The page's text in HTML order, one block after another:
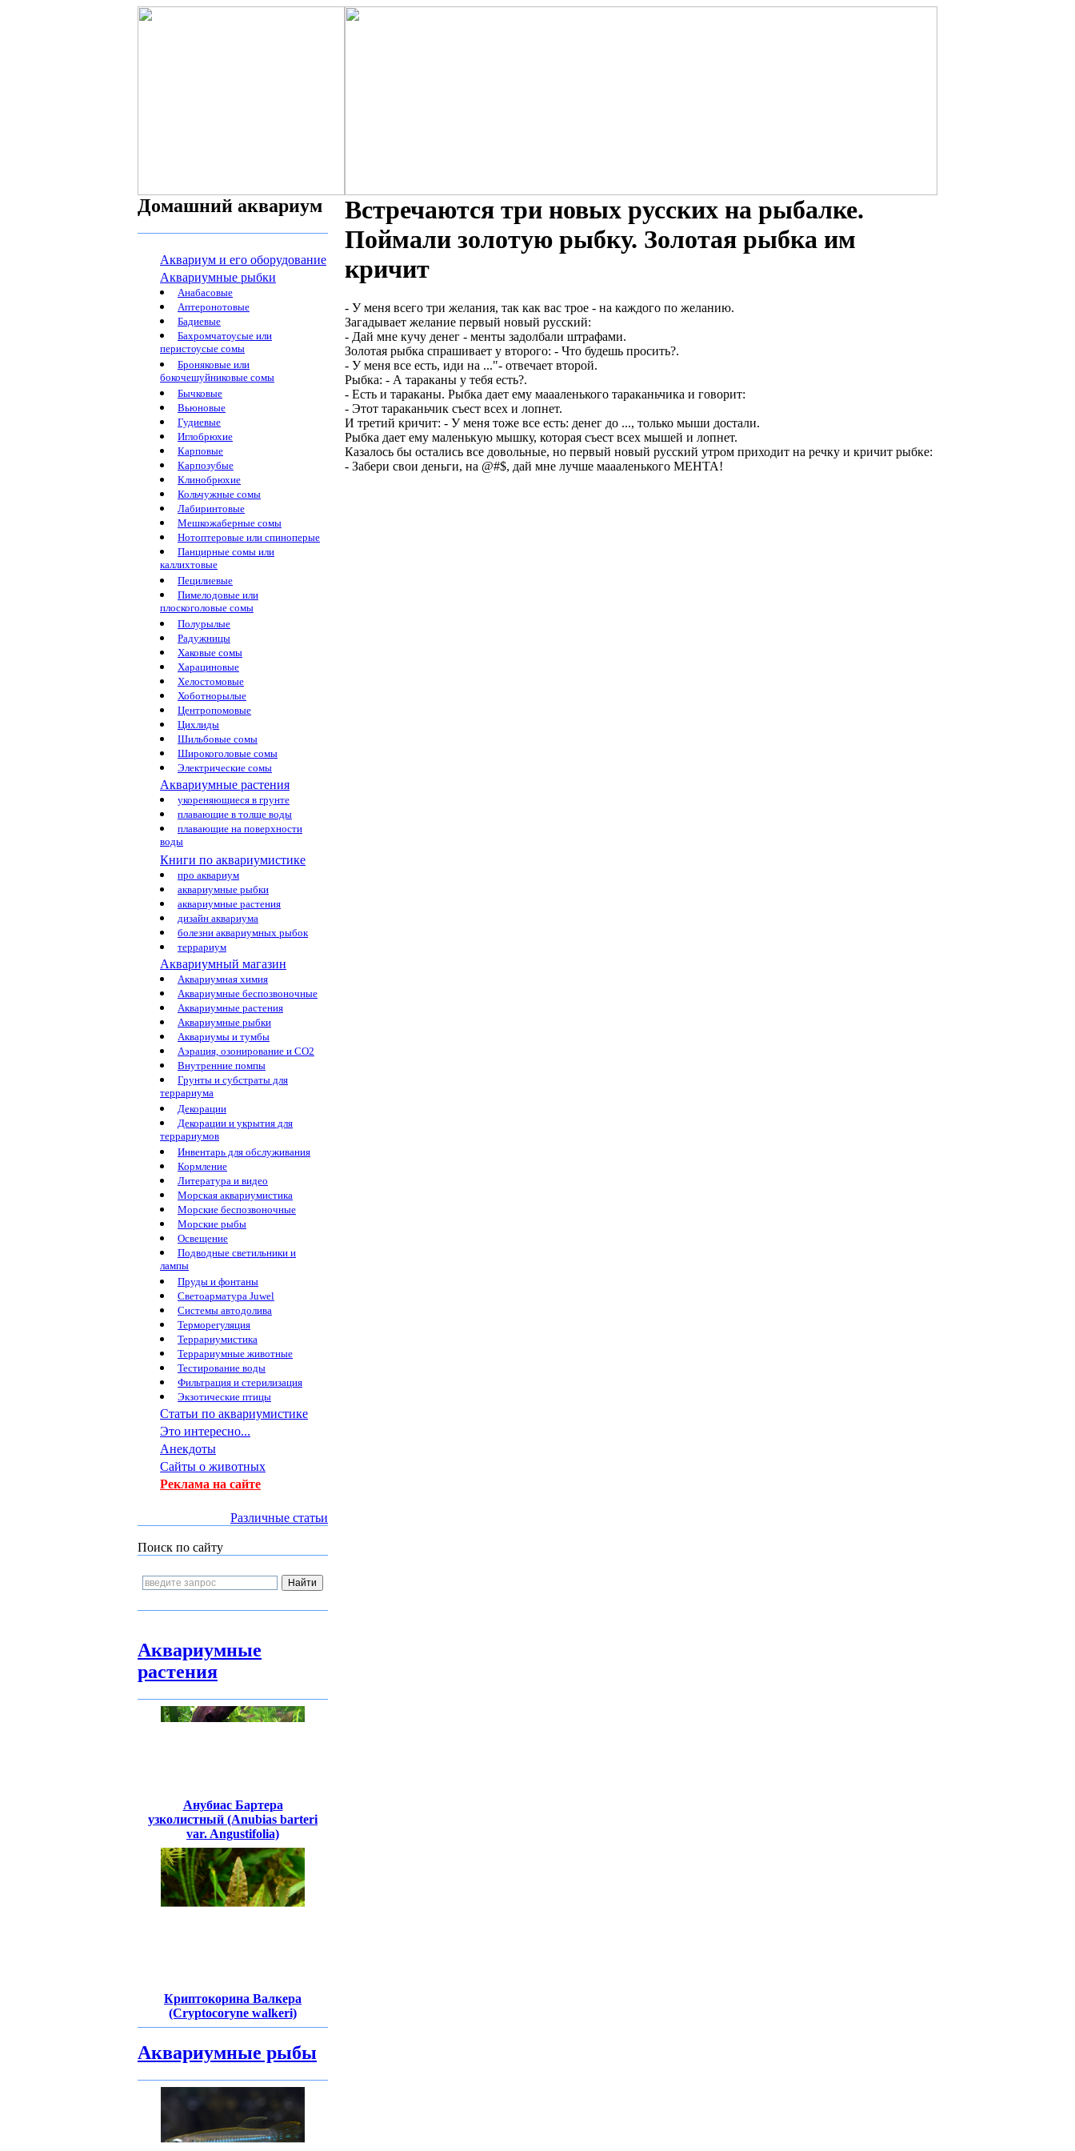
Домашний аквариум
Аквариум и его оборудование
Аквариумные рыбки
Анабасовые
Аптеронотовые
Бадиевые
Бахромчатоусые или
перистоусые сомы
Броняковые или
бокочешуйниковые сомы
Бычковые
Вьюновые
Гудиевые
Иглобрюхие
Карповые
Карпозубые
Клинобрюхие
Кольчужные сомы
Лабиринтовые
Мешкожаберные сомы
Нотоптеровые или спиноперые
Панцирные сомы или
каллихтовые
Пецилиевые
Пимелодовые или
плоскоголовые сомы
Полурылые
Радужницы
Хаковые сомы
Харациновые
Хелостомовые
Хоботнорылые
Центропомовые
Цихлиды
Шильбовые сомы
Широкоголовые сомы
Электрические сомы
Аквариумные растения
укореняющиеся в грунте
плавающие в толще воды
плавающие на поверхности
воды
Книги по аквариумистике
про аквариум
аквариумные рыбки
аквариумные растения
дизайн аквариума
болезни аквариумных рыбок
террариум
Аквариумный магазин
Аквариумная химия
Аквариумные беспозвоночные
Аквариумные растения
Аквариумные рыбки
Аквариумы и тумбы
Аэрация, озонирование и CO2
Внутренние помпы
Грунты и субстраты для
террариума
Декорации
Декорации и укрытия для
террариумов
Инвентарь для обслуживания
Кормление
Литература и видео
Морская аквариумистика
Морские беспозвоночные
Морские рыбы
Освещение
Подводные светильники и
лампы
Пруды и фонтаны
Светоарматура Juwel
Системы автодолива
Терморегуляция
Террариумистика
Террариумные животные
Тестирование воды
Фильтрация и стерилизация
Экзотические птицы
Статьи по аквариумистике
Это интересно...
Анекдоты
Сайты о животных
Реклама на сайте
Различные статьи
Поиск по сайту
Аквариумные
растения
Анубиас Бартера
узколистный (Anubias barteri
var. Angustifolia)
Криптокорина Валкера
(Cryptocoryne walkeri)
Аквариумные рыбы
Встречаются три новых русских на рыбалке.
Поймали золотую рыбку. Золотая рыбка им
кричит
- У меня всего три желания, так как вас трое - на каждого по желанию.
Загадывает желание первый новый русский:
- Дай мне кучу денег - менты задолбали штрафами.
Золотая рыбка спрашивает у второго: - Что будешь просить?.
- У меня все есть, иди на ..."- отвечает второй.
Рыбка: - А тараканы у тебя есть?.
- Есть и тараканы. Рыбка дает ему маааленького тараканьчика и говорит:
- Этот тараканьчик съест всех и лопнет.
И третий кричит: - У меня тоже все есть: денег до ..., только мыши достали.
Рыбка дает ему маленькую мышку, которая съест всех мышей и лопнет.
Казалось бы остались все довольные, но первый новый русский утром приходит на речку и кричит рыбке:
- Забери свои деньги, на @#$, дай мне лучше маааленького МЕНТА!